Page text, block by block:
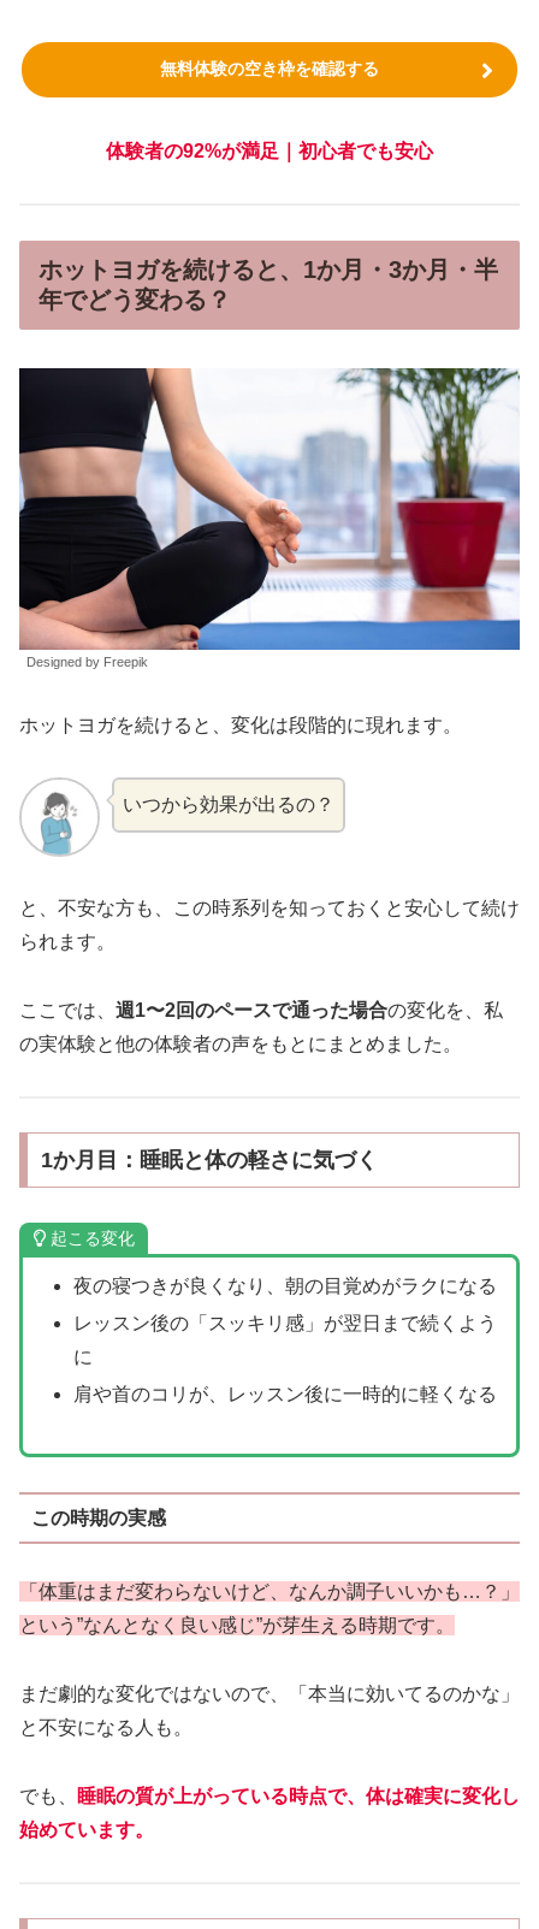
無料体験の空き枠を確認する
体験者の92%が満足｜初心者でも安心
ホットヨガを続けると、1か月・3か月・半
年でどう変わる？
Designed by Freepik
ホットヨガを続けると、変化は段階的に現れます。
いつから効果が出るの？
と、不安な方も、この時系列を知っておくと安心して続け
られます。
ここでは、 週1〜2回のペースで通った場合の変化を、私
の実体験と他の体験者の声をもとにまとめました。
1か月目：睡眠と体の軽さに気づく
起こる変化
夜の寝つきが良くなり、朝の目覚めがラクになる
レッスン後の「スッキリ感」が翌日まで続くよう
に
肩や首のコリが、レッスン後に一時的に軽くなる
この時期の実感
「体重はまだ変わらないけど、なんか調子いいかも…？」
という”なんとなく良い感じ”が芽生える時期です。
まだ劇的な変化ではないので、「本当に効いてるのかな」
と不安になる人も。
でも、
睡眠の質が上がっている時点で、体は確実に変化し
始めています。